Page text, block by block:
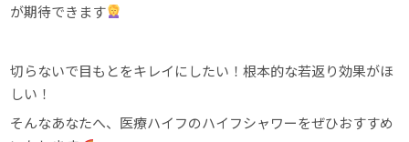
が期待できます
切らないで目もとをキレイにしたい！根本的な若返り効果がほ
しい！
そんなあなたへ、医療ハイフのハイフシャワーをぜひおすすめ